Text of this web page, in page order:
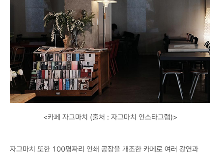
<카페 자그마치 (출처 : 자그마치 인스타그램)>
자그마치 또한 100평짜리 인쇄 공장을 개조한 카페로 여러 강연과